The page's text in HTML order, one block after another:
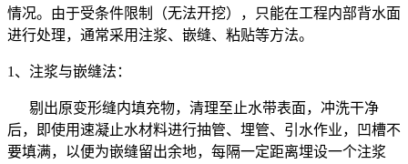
情况。由于受条件限制（无法开挖），只能在工程内部背水面
进行处理，通常采用注浆、嵌缝、粘贴等方法。
1、注浆与嵌缝法：
剔出原变形缝内填充物，清理至止水带表面，冲洗干净
后，即使用速凝止水材料进行抽管、埋管、引水作业，凹槽不
要填满，以便为嵌缝留出余地，每隔一定距离埋设一个注浆